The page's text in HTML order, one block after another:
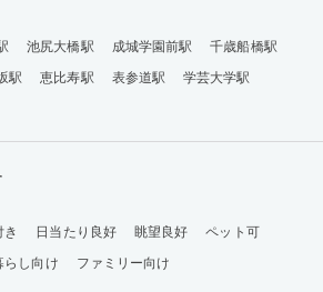
池尻大橋駅 成城学園前駅
千歳船橋駅
駅 恵比寿駅 表参道駅
学芸大学駅
き 日当たり良好 眺望良好
ペット可
らし向け ファミリー向け